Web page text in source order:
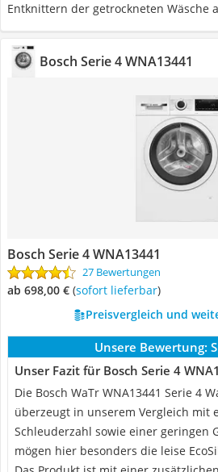
Entknittern der getrockneten Wäsche
Bosch Serie 4 WNA13441
Bosch Serie 4 WNA13441
27 Bewertungen
ab 698,00 € ( Sofort lieferbar)
Preisvergleich und
Unsere Bewertung:
Unser Fazit für Bosch Serie 4
Die Bosch WaTr WNA13441 Serie 4
überzeugt in unserem Vergleich mit
Schleuderzahl sowie einer geringen
mögen hier besonders die leise